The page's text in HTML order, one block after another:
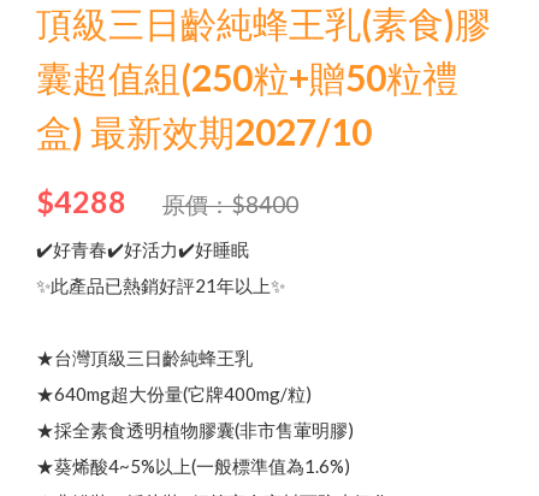
Menu
品牌故事
商品介紹
最新優惠
問與答
Language
中文
English
日文
한국어
頂級三日齡純蜂王乳(素食)膠
囊超值組(250粒+贈50粒禮
盒) 最新效期2027/10
$4288 原價：$8400
✔️好青春✔️好活力✔️好睡眠
✨此產品已熱銷好評21年以上✨
★台灣頂級三日齡純蜂王乳
★640mg超大份量(它牌400mg/粒)
★採全素食透明植物膠囊(非市售葷明膠)
★葵烯酸4~5%以上(一般標準值為1.6%)